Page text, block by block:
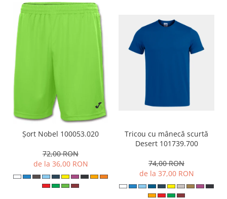
Șort Nobel 100053.020
72,00 RON
de la 36,00 RON
Tricou cu mânecă scurtă
Desert 101739.700
74,00 RON
de la 37,00 RON